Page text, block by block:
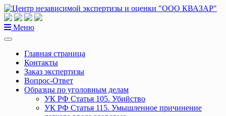
Перейти
к
содержанию
Меню
Главная страница
Контакты
Заказ экспертизы
Вопрос-Ответ
Образцы по уголовным делам
УК РФ Статья 105. Убийство
УК РФ Статья 115. Умышленное причинение